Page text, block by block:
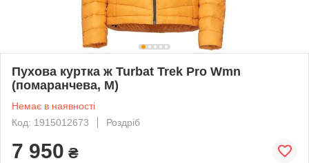
Пухова куртка ж Turbat Trek Pro Wmn
(помаранчева, M)
Немає в наявності
Код: 1915012673
Роздріб
7 950 ₴